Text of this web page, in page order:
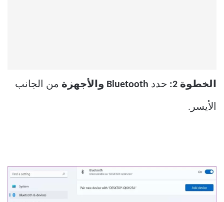
الخطوة 2: حدد Bluetooth والأجهزة من الجانب
الأيسر.